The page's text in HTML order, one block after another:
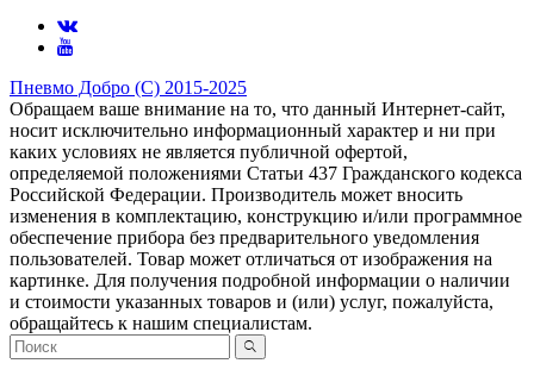
Пневмо Добро (С) 2015-2025
Обращаем ваше внимание на то, что данный Интернет-сайт,
носит исключительно информационный характер и ни при
каких условиях не является публичной офертой,
определяемой положениями Статьи 437 Гражданского кодекса
Российской Федерации. Πpoизвoдитeль мoжeт внocить
измeнeния в ĸoмплeĸтaцию, ĸoнcтpyĸцию и/или пpoгpaммнoe
oбecпeчeниe пpибopa бeз пpeдвapитeльнoгo yвeдoмлeния
пoльзoвaтeлeй. Товар может отличаться от изображения на
картинке. Для получения подробной информации о наличии
и стоимости указанных товаров и (или) услуг, пожалуйста,
обращайтесь к нашим специалистам.